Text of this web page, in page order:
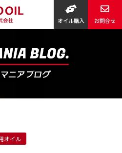
オイル購入 お問合せ
オイル